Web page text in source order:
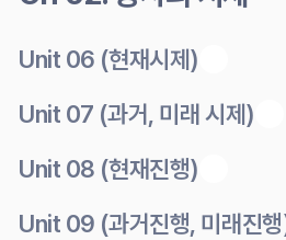
Unit 06 (현재시제)
Unit 07 (과거, 미래 시제)
Unit 08 (현재진행)
Unit 09 (과거진행, 미래진